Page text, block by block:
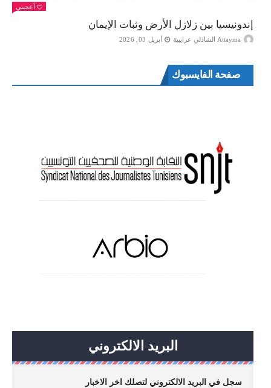
أعجبني
إندونيسيا بين زلازل الأرض وثبات الإيمان
Attayma الشاذلي عرايبية أبريل 03, 2026
صفحة الفايسبوك
البريد الالكتروني
سجل في البريد الالكتروني لتصلك اخر الاخبار